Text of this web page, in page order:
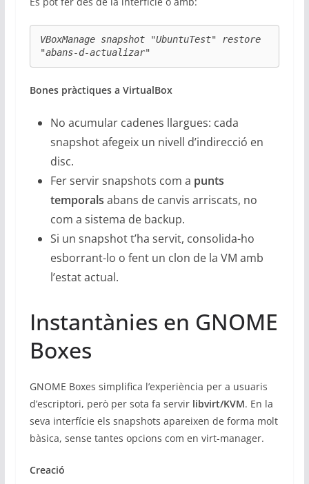
VBoxManage snapshot "UbuntuTest" restore
"abans-d-actualizar"
Bones pràctiques a VirtualBox
No acumular cadenes llargues: cada
snapshot afegeix un nivell d’indirecció en
disc.
Fer servir snapshots com a punts
temporals abans de canvis arriscats, no
com a sistema de backup.
Si un snapshot t’ha servit, consolida-ho
esborrant-lo o fent un clon de la VM amb
l’estat actual.
Instantànies en GNOME
Boxes
GNOME Boxes simplifica l’experiència per a usuaris
d’escriptori, però per sota fa servir libvirt/KVM. En la
seva interfície els snapshots apareixen de forma molt
bàsica, sense tantes opcions com en virt-manager.
Creació